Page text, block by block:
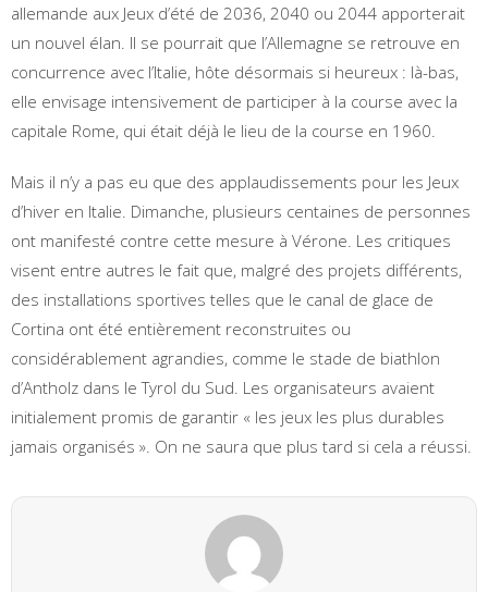
allemande aux Jeux d’été de 2036, 2040 ou 2044 apporterait
un nouvel élan. Il se pourrait que l’Allemagne se retrouve en
concurrence avec l’Italie, hôte désormais si heureux : là-bas,
elle envisage intensivement de participer à la course avec la
capitale Rome, qui était déjà le lieu de la course en 1960.
Mais il n’y a pas eu que des applaudissements pour les Jeux
d’hiver en Italie. Dimanche, plusieurs centaines de personnes
ont manifesté contre cette mesure à Vérone. Les critiques
visent entre autres le fait que, malgré des projets différents,
des installations sportives telles que le canal de glace de
Cortina ont été entièrement reconstruites ou
considérablement agrandies, comme le stade de biathlon
d’Antholz dans le Tyrol du Sud. Les organisateurs avaient
initialement promis de garantir « les jeux les plus durables
jamais organisés ». On ne saura que plus tard si cela a réussi.